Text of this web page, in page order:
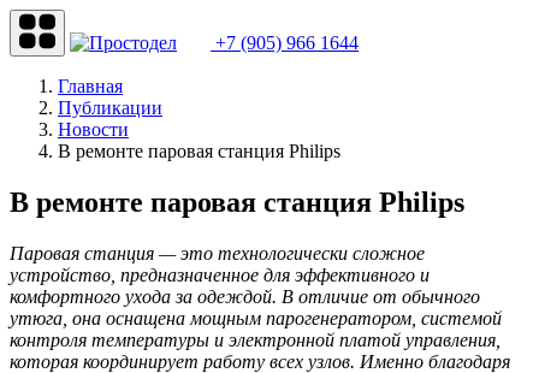
+7 (905) 966 1644
Главная
Публикации
Новости
В ремонте паровая станция Philips
В ремонте паровая станция Philips
Паровая станция — это технологически сложное
устройство, предназначенное для эффективного и
комфортного ухода за одеждой. В отличие от обычного
утюга, она оснащена мощным парогенератором, системой
контроля температуры и электронной платой управления,
которая координирует работу всех узлов. Именно благодаря